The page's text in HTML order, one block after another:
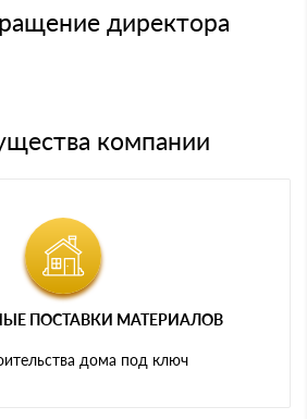
со склада самовывоза.
директора
компании
ПОСТАВКИ МАТЕРИАЛОВ
дома под ключ